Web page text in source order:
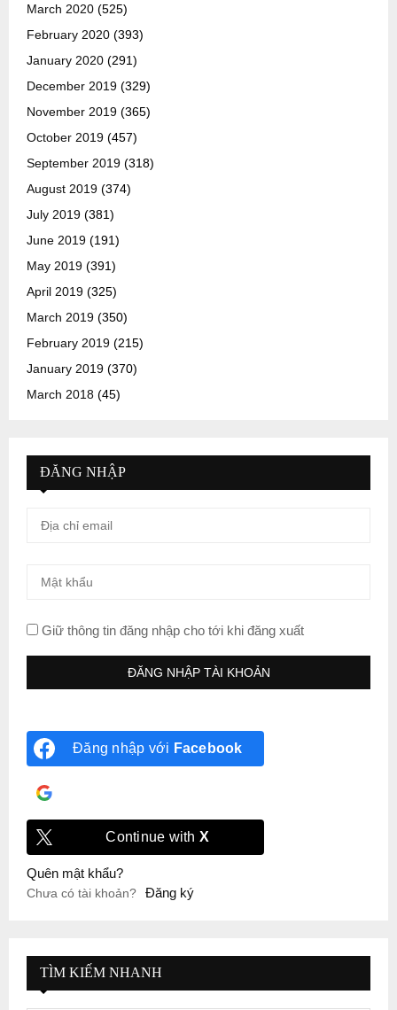
March 2020 (525)
February 2020 (393)
January 2020 (291)
December 2019 (329)
November 2019 (365)
October 2019 (457)
September 2019 (318)
August 2019 (374)
July 2019 (381)
June 2019 (191)
May 2019 (391)
April 2019 (325)
March 2019 (350)
February 2019 (215)
January 2019 (370)
March 2018 (45)
ĐĂNG NHẬP
Giữ thông tin đăng nhập cho tới khi đăng xuất
Đăng nhập với Facebook
Continue with X
Quên mật khẩu?
Chưa có tài khoản? Đăng ký
TÌM KIẾM NHANH